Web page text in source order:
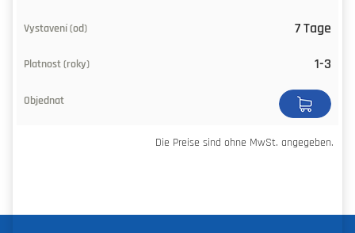
Die Preise sind ohne MwSt. angegeben.
7 Tage
1-3